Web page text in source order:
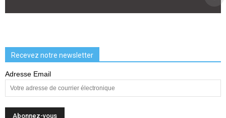
Recevez notre newsletter
Adresse Email